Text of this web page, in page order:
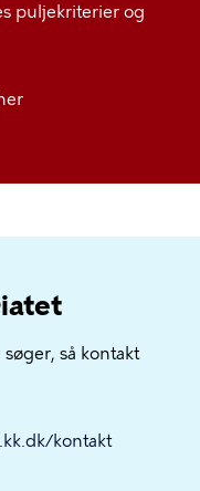
puljekriterier og
så kontakt
kontakt